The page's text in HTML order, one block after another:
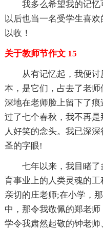
我多么希望我的记忆
以后也当一名受学生喜
以收！
关于教师节作文 15
从有记忆起，我便讨
本，是它们，占去了老
深地在老师脸上留下了
过了七个春秋，我不再
人好笑的念头。我已深
圣的字眼!
七年以来，我目睹了
育事业上的人类灵魂的
亲切的庄老师;在小学，
中，那令我敬佩的郑老
学令我肃然起敬的钟老